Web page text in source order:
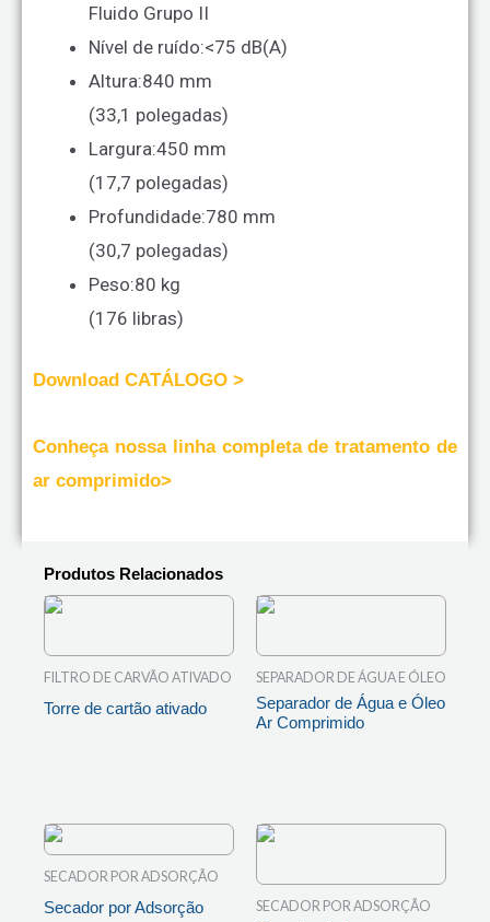
Fluido Grupo II
Nível de ruído:<75 dB(A)
Altura:840 mm
(33,1 polegadas)
Largura:450 mm
(17,7 polegadas)
Profundidade:780 mm
(30,7 polegadas)
Peso:80 kg
(176 libras)
Download CATÁLOGO >
Conheça nossa linha completa de tratamento de
ar comprimido>
Produtos Relacionados
FILTRO DE CARVÃO ATIVADO
Torre de cartão ativado
SEPARADOR DE ÁGUA E ÓLEO
Separador de Água e Óleo
Ar Comprimido
SECADOR POR ADSORÇÃO
Secador por Adsorção SECADOR POR ADSORÇÃO